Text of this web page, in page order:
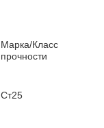
Марка/Класс
прочности
Ст25